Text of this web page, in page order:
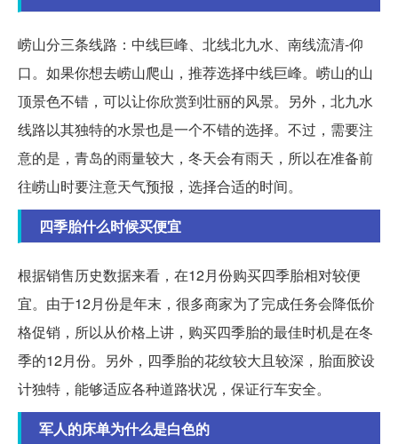
崂山分三条线路：中线巨峰、北线北九水、南线流清-仰
口。如果你想去崂山爬山，推荐选择中线巨峰。崂山的山
顶景色不错，可以让你欣赏到壮丽的风景。另外，北九水
线路以其独特的水景也是一个不错的选择。不过，需要注
意的是，青岛的雨量较大，冬天会有雨天，所以在准备前
往崂山时要注意天气预报，选择合适的时间。
四季胎什么时候买便宜
根据销售历史数据来看，在12月份购买四季胎相对较便
宜。由于12月份是年末，很多商家为了完成任务会降低价
格促销，所以从价格上讲，购买四季胎的最佳时机是在冬
季的12月份。另外，四季胎的花纹较大且较深，胎面胶设
计独特，能够适应各种道路状况，保证行车安全。
军人的床单为什么是白色的